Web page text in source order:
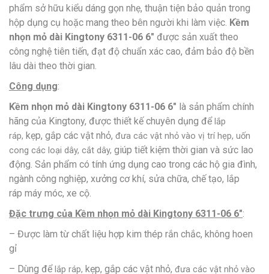
phẩm sở hữu kiểu dáng gọn nhẹ, thuận tiện bảo quản trong
hộp dụng cụ hoặc mang theo bên người khi làm việc. Kềm
nhọn mỏ dài Kingtony 6311-06 6″ được sản xuất theo
công nghệ tiên tiến, đạt độ chuẩn xác cao, đảm bảo độ bền
lâu dài theo thời gian.
Công dụng:
Kềm nhọn mỏ dài Kingtony 6311-06 6″ là sản phẩm chính
hãng của Kingtony, được thiết kế chuyên dụng đểlắp
ráp, kẹp, gắp các vật nhỏ, đưa các vật nhỏ vào vị trí hẹp, uốn
cong các loại dây, cắt dây, giúp tiết kiệm thời gian và sức lao
động. Sản phẩm có tính ứng dụng cao trong các hộ gia đình,
ngành công nghiệp, xưởng cơ khí, sửa chữa, chế tạo, lắp
ráp máy móc, xe cộ.
Đặc trưng của Kềm nhọn mỏ dài Kingtony 6311-06 6″:
– Được làm từ chất liệu hợp kim thép rắn chắc, không hoen
gỉ
– Dùng đểlắp ráp, kẹp, gắp các vật nhỏ, đưa các vật nhỏ vào